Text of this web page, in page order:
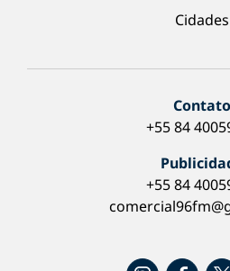
Cidades
Contato
+55 84
+55 84